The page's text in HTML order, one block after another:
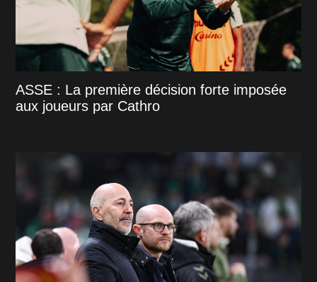
ASSE : La première décision forte imposée
aux joueurs par Cathro